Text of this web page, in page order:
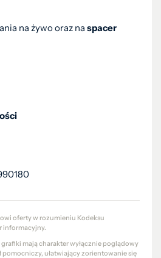
na żywo oraz na spacer
oferty w rozumieniu Kodeksu
informacyjny.
mają charakter wyłącznie poglądowy
pomocniczy, ułatwiający zorientowanie się